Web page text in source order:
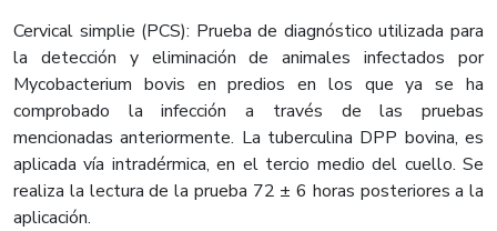
Cervical simplie (PCS): Prueba de diagnóstico utilizada para
la detección y eliminación de animales infectados por
Mycobacterium bovis en predios en los que ya se ha
comprobado la infección a través de las pruebas
mencionadas anteriormente. La tuberculina DPP bovina, es
aplicada vía intradérmica, en el tercio medio del cuello. Se
realiza la lectura de la prueba 72 ± 6 horas posteriores a la
aplicación.